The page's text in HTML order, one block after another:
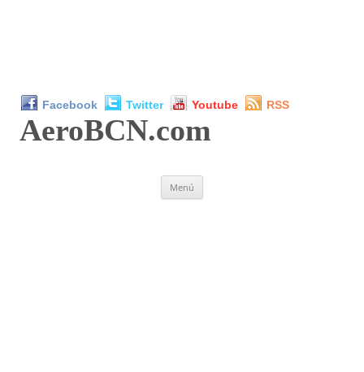
Facebook Twitter Youtube RSS
AeroBCN.com
Menú